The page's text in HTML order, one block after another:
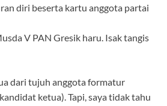
diri beserta kartu anggota partai
V PAN Gresik haru. Isak tangis
dari tujuh anggota formatur
ketua). Tapi, saya tidak tahu